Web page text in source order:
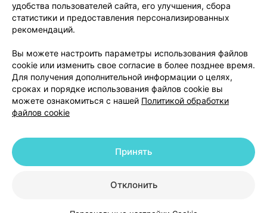
Размещение рекламы
Медицинский маркетинг
Публичный договор
Доставка
Способы оплаты
Вакансии
Партнеры
Написать руководителю 103.by
Написать в поддержку
Персональные настройки Cookie
© 2026 ООО «Артокс Лаб», УНП 191700409 | 220012, Республика Беларусь,
+375 291212755
удобства пользователей сайта, его улучшения, сбора
статистики и предоставления персонализированных
рекомендаций.
Вы можете настроить параметры использования файлов
cookie или изменить свое согласие в более позднее время.
Для получения дополнительной информации о целях,
сроках и порядке использования файлов cookie вы
можете ознакомиться с нашей Политикой обработки
файлов cookie
Отклонить
Принять